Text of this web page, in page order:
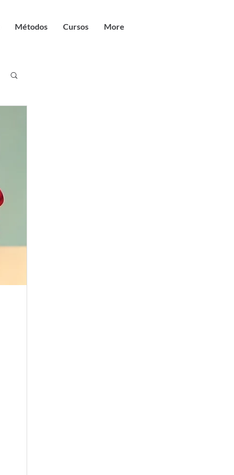
Métodos Cursos More